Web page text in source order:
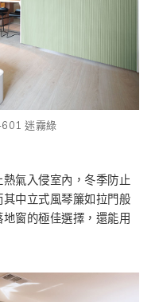
迷霧綠
氣入侵室內，冬季防止
中立式風琴簾如拉門般
窗的極佳選擇，還能用